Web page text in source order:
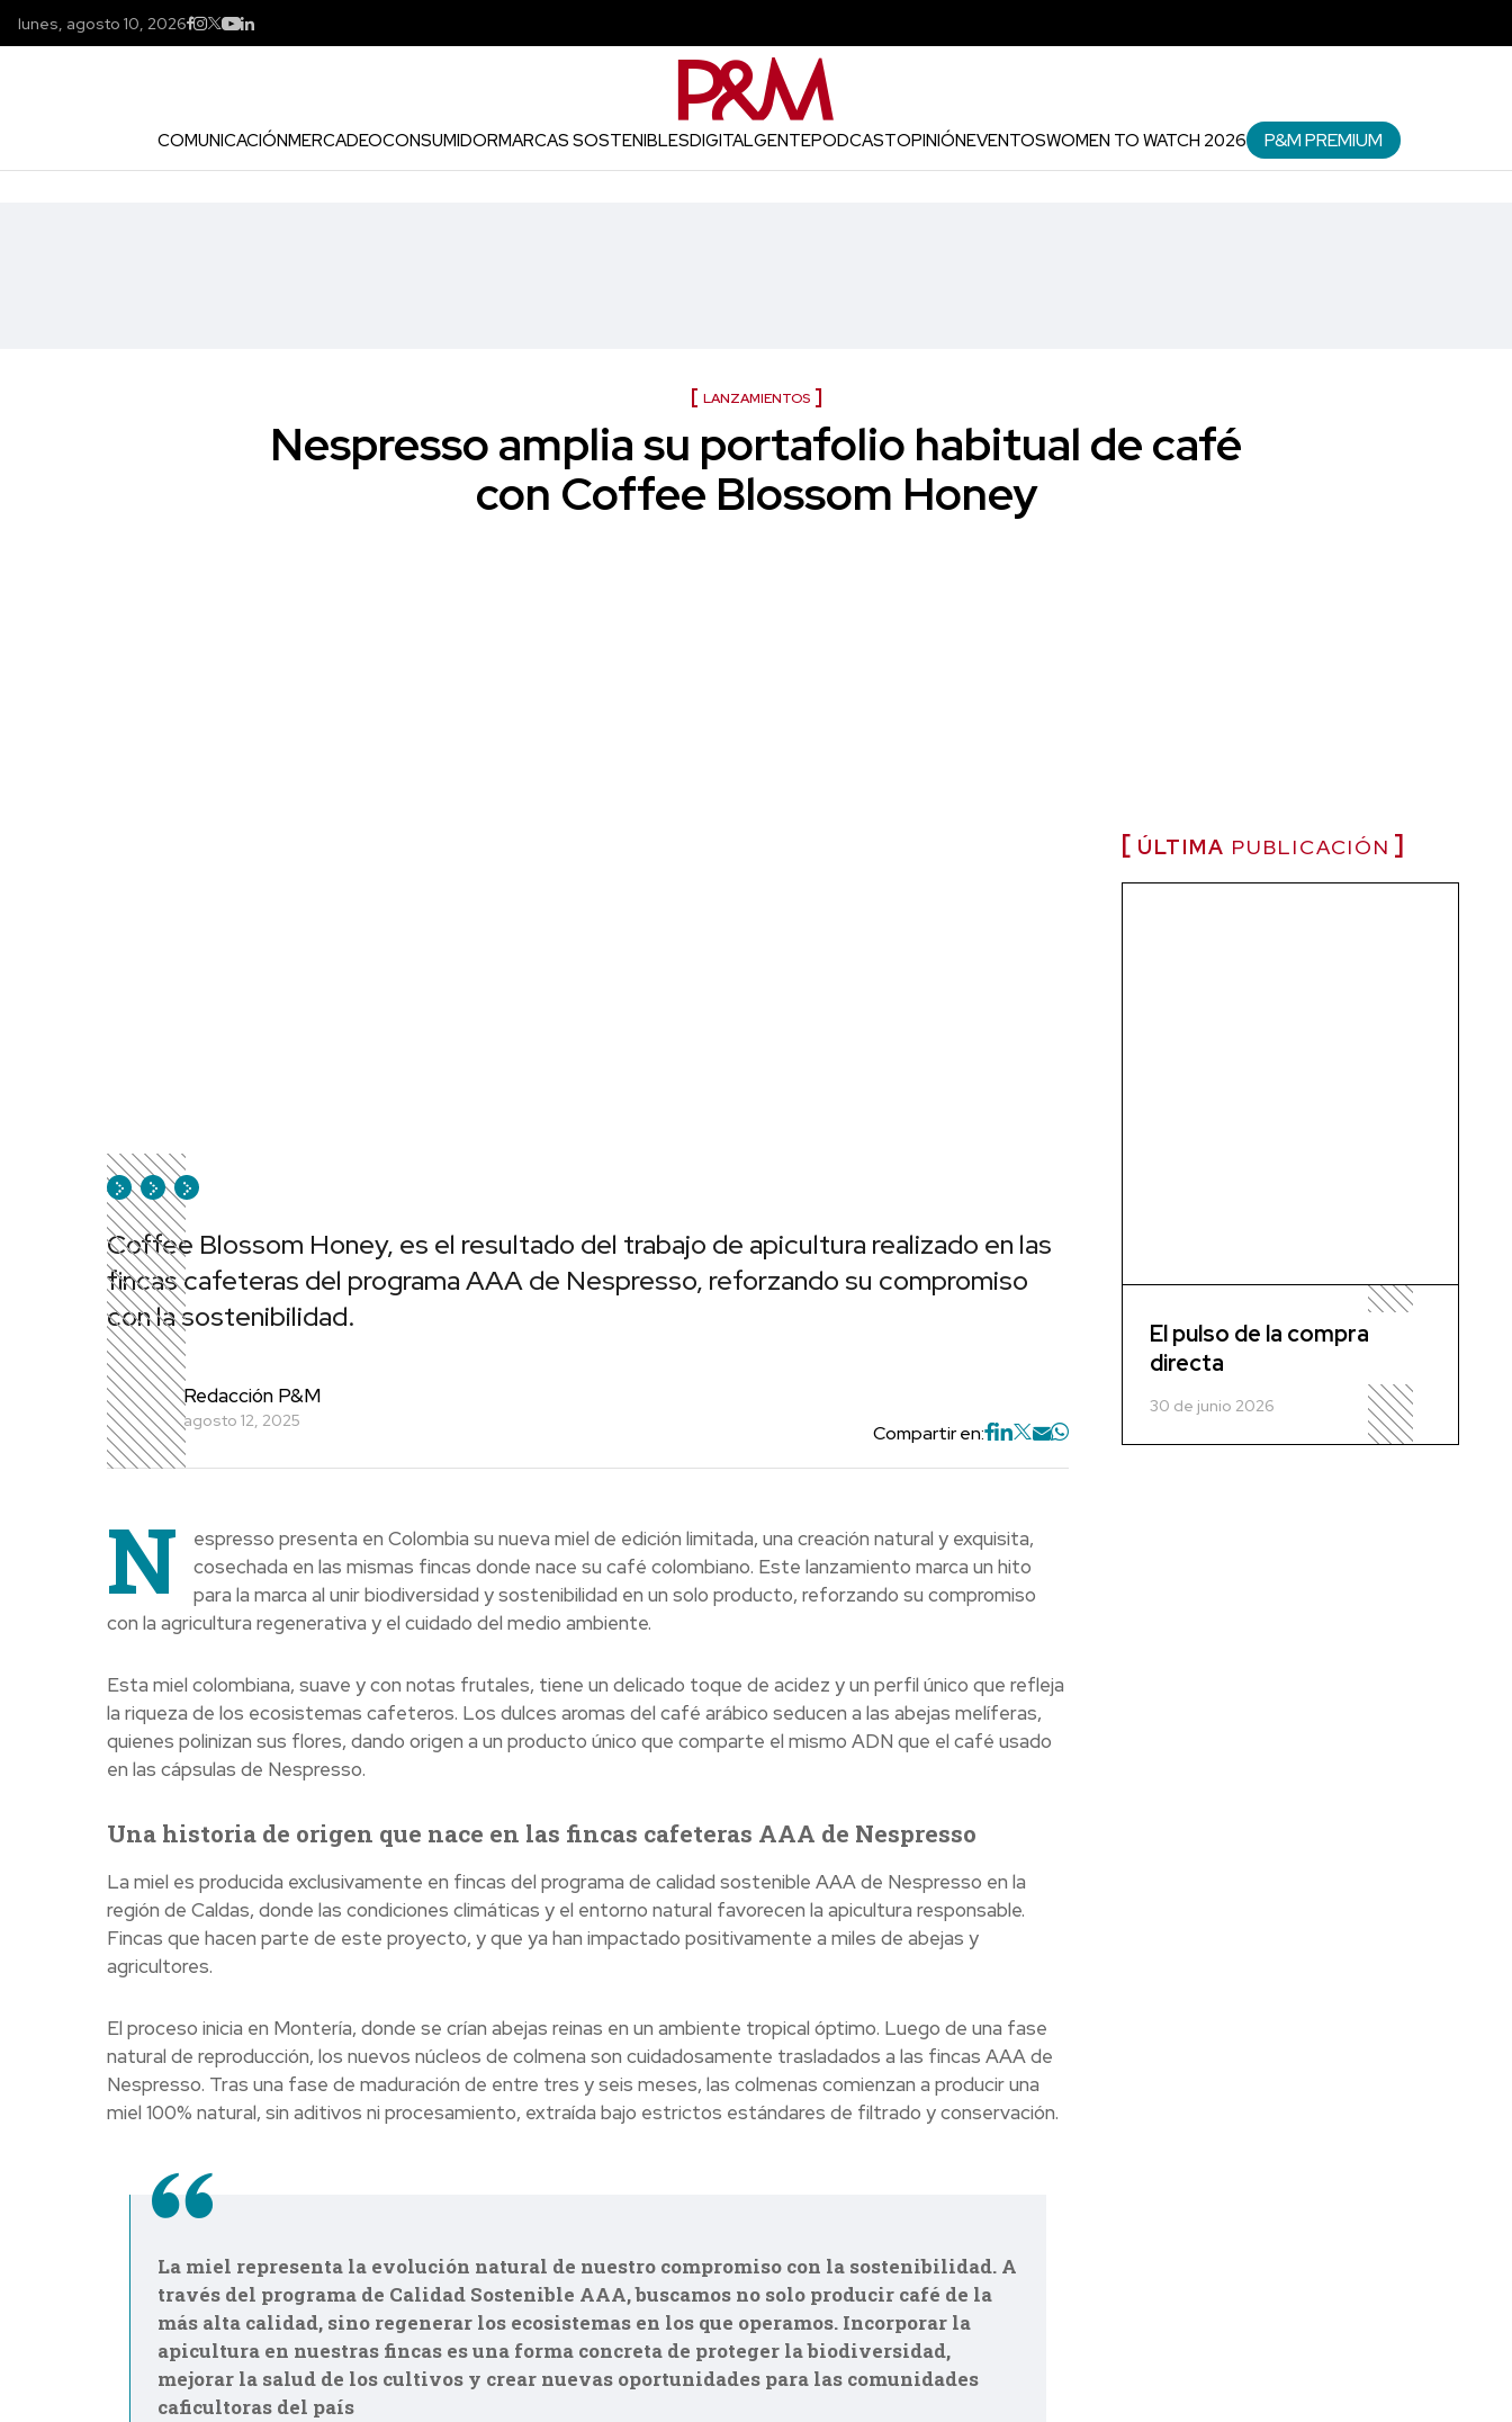
lunes, agosto 10, 2026
COMUNICACIÓNMERCADEOCONSUMIDORMARCAS SOSTENIBLESDIGITALGENTEPODCASTOPINIÓNEVENTOSWOMEN TO WATCH 2026 P&M PREMIUM
LANZAMIENTOS
Nespresso amplia su portafolio habitual de café
con Coffee Blossom Honey
Coffee Blossom Honey, es el resultado del trabajo de apicultura realizado en las
fincas cafeteras del programa AAA de Nespresso, reforzando su compromiso
con la sostenibilidad.
Redacción P&M
agosto 12, 2025
Compartir en:
N
espresso presenta en Colombia su nueva miel de edición limitada, una creación natural y exquisita,
cosechada en las mismas fincas donde nace su café colombiano. Este lanzamiento marca un hito
para la marca al unir biodiversidad y sostenibilidad en un solo producto, reforzando su compromiso
con la agricultura regenerativa y el cuidado del medio ambiente.
Esta miel colombiana, suave y con notas frutales, tiene un delicado toque de acidez y un perfil único que refleja
la riqueza de los ecosistemas cafeteros. Los dulces aromas del café arábico seducen a las abejas melíferas,
quienes polinizan sus flores, dando origen a un producto único que comparte el mismo ADN que el café usado
en las cápsulas de Nespresso.
Una historia de origen que nace en las fincas cafeteras AAA de Nespresso
La miel es producida exclusivamente en fincas del programa de calidad sostenible AAA de Nespresso en la
región de Caldas, donde las condiciones climáticas y el entorno natural favorecen la apicultura responsable.
Fincas que hacen parte de este proyecto, y que ya han impactado positivamente a miles de abejas y
agricultores.
El proceso inicia en Montería, donde se crían abejas reinas en un ambiente tropical óptimo. Luego de una fase
natural de reproducción, los nuevos núcleos de colmena son cuidadosamente trasladados a las fincas AAA de
Nespresso. Tras una fase de maduración de entre tres y seis meses, las colmenas comienzan a producir una
miel 100% natural, sin aditivos ni procesamiento, extraída bajo estrictos estándares de filtrado y conservación.
La miel representa la evolución natural de nuestro compromiso con la sostenibilidad. A
través del programa de Calidad Sostenible AAA, buscamos no solo producir café de la
más alta calidad, sino regenerar los ecosistemas en los que operamos. Incorporar la
apicultura en nuestras fincas es una forma concreta de proteger la biodiversidad,
mejorar la salud de los cultivos y crear nuevas oportunidades para las comunidades
caficultoras del país
ÚLTIMA PUBLICACIÓN
El pulso de la compra
directa
30 de junio 2026